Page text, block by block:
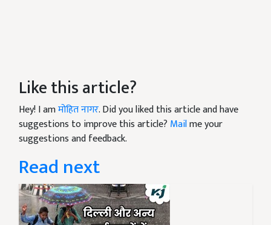
Like this article?
Hey! I amमोहित नागर. Did you liked this article and have
suggestions to improve this article? Mailme your
suggestions and feedback.
Read next